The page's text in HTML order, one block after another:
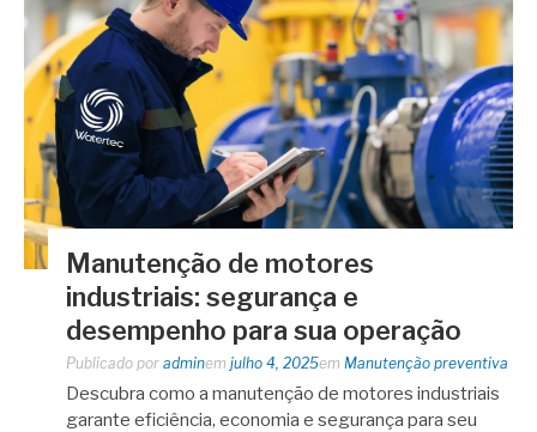
Manutenção de motores
industriais: segurança e
desempenho para sua operação
Publicado por adminem julho 4, 2025em Manutenção preventiva
Descubra como a manutenção de motores industriais
garante eficiência, economia e segurança para seu